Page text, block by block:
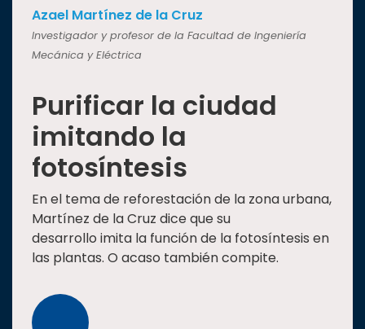
Azael Martínez de la Cruz
Investigador y profesor de la Facultad de Ingeniería
Mecánica y Eléctrica
Purificar la ciudad
imitando la
fotosíntesis
En el tema de reforestación de la zona urbana,
Martínez de la Cruz dice que su
desarrollo imita la función de la fotosíntesis en
las plantas. O acaso también compite.